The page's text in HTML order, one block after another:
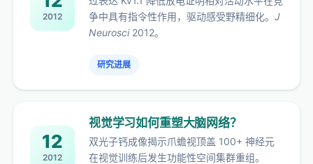
2012
争中具有指令性作用，驱动感受野精细化。 J
Neurosci2012。
研究进展
12
2012
视觉学习如何重塑大脑网络？
双光子钙成像揭示爪蟾视顶盖 100+ 神经元
在视觉训练后发生功能性空间集群重组。